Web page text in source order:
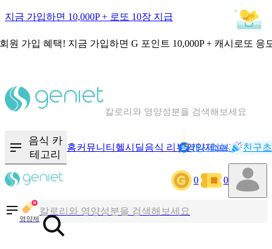
지금 가입하면 10,000P + 로또 10장 지급
원 가입 혜택! 지금 가입하면 G 포인트 10,000P + 캐시로또 응
혈당 · 다이어트 음식 검색해보세요
음식 카
테고리
홈커뮤니티 헬시딜음식 리뷰영양제NEW기록
캐시리뷰 친구
0 0
영양제
칼로리와 영양성분을 검색해보세요
혈당 · 다이어트 음식 검색해보세요
음식 · 영양제 리뷰를 찾아보세요